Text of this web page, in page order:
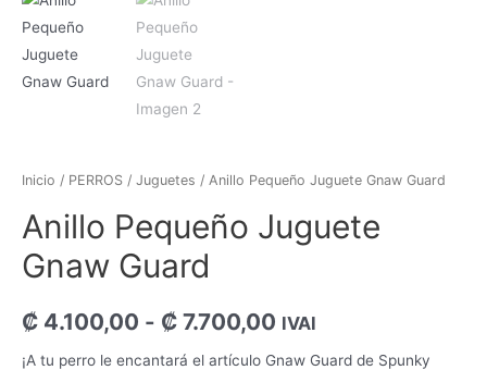
Inicio / PERROS / Juguetes / Anillo Pequeño Juguete Gnaw Guard
Anillo Pequeño Juguete
Gnaw Guard
₡ 4.100,00 - ₡ 7.700,00 IVAI
¡A tu perro le encantará el artículo Gnaw Guard de Spunky